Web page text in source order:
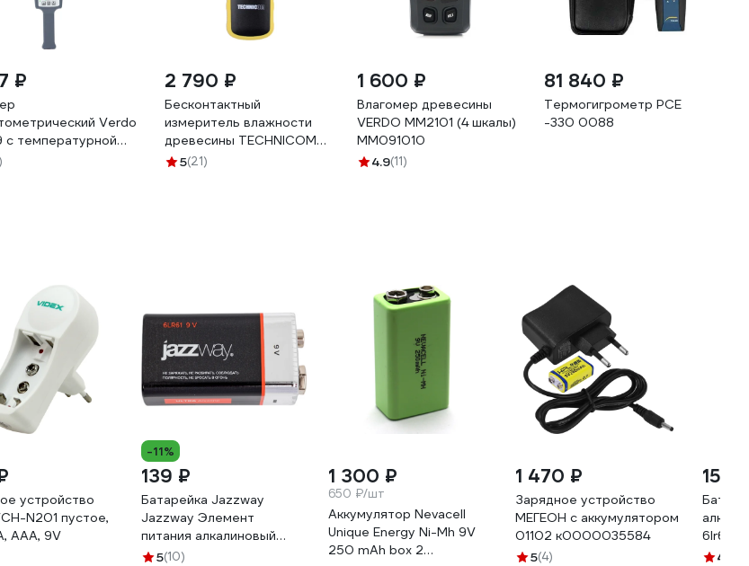
₽
Verdo
с температурной
материалы:
2 790 ₽
Бесконтактный
измеритель влажности
древесины TECHNICOM
1х9В, влажность 0-60%,
5(21)
1 600 ₽
Влагомер древесины
VERDO MM2101 (4 шкалы)
MM091010
4.9(11)
81 840 ₽
Термогигрометр PCE
-330 0088
устройство
N201 пустое,
AAA, 9V
-11%
139 ₽
Батарейка Jazzway
Jаzzway Элемент
питания алкалиновый
"крона" 6LR61 9В Ultra
5(10)
1 300 ₽
650 ₽/шт
Аккумулятор Nevacell
Unique Energy Ni-Mh 9V
250 mAh box 2
1 470 ₽
Зарядное устройство
МЕГЕОН с аккумулятором
01102 к0000035584
5(4)
151 ₽
6lr61/
9V01B
4.9